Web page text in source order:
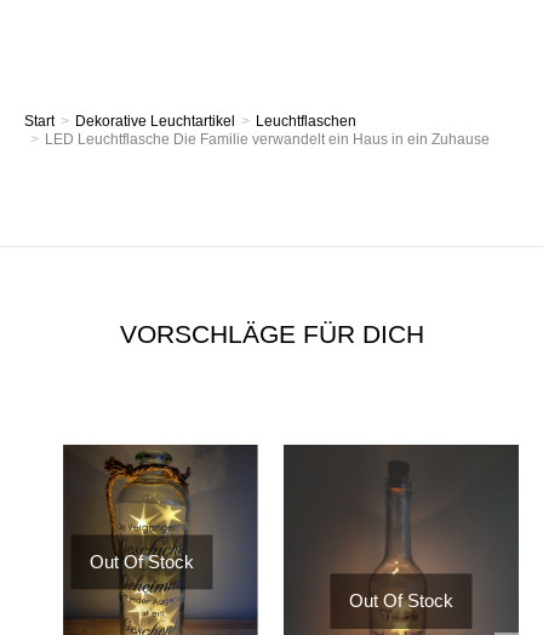
Sie befinden sich hier:
Start Dekorative Leuchtartikel
Leuchtflaschen
LED Leuchtflasche Die Familie verwandelt ein Haus in ein Zuhause
VORSCHLÄGE FÜR DICH
Out Of Stock
Out Of Stock